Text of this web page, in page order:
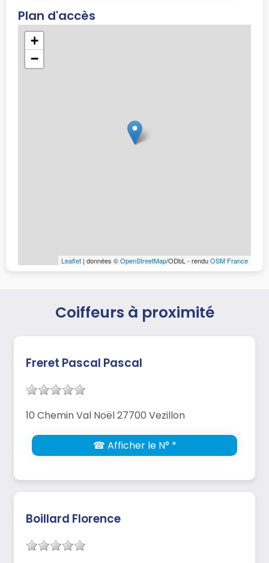
Plan d'accès
+
−
Leaflet | données ©OpenStreetMap/ODbL - renduOSM France
Coiffeurs à proximité
Freret Pascal Pascal
10 Chemin Val Noël 27700 Vezillon
☎ Afficher le N° *
Boillard Florence